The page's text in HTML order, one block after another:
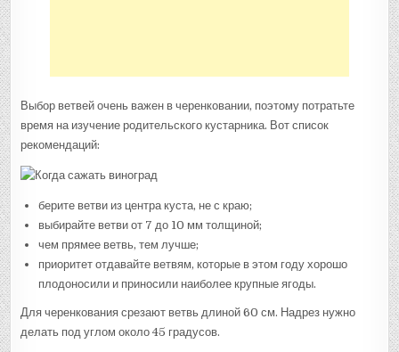
Выбор ветвей очень важен в черенковании, поэтому потратьте
время на изучение родительского кустарника. Вот список
рекомендаций:
берите ветви из центра куста, не с краю;
выбирайте ветви от 7 до 10 мм толщиной;
чем прямее ветвь, тем лучше;
приоритет отдавайте ветвям, которые в этом году хорошо
плодоносили и приносили наиболее крупные ягоды.
Для черенкования срезают ветвь длиной 60 см. Надрез нужно
делать под углом около 45 градусов.